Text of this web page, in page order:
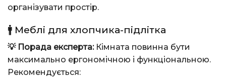
організувати простір.
🚹 Меблі для хлопчика-підлітка
💡 Порада експерта:Кімната повинна бути
максимально ергономічною і функціональною.
Рекомендується: